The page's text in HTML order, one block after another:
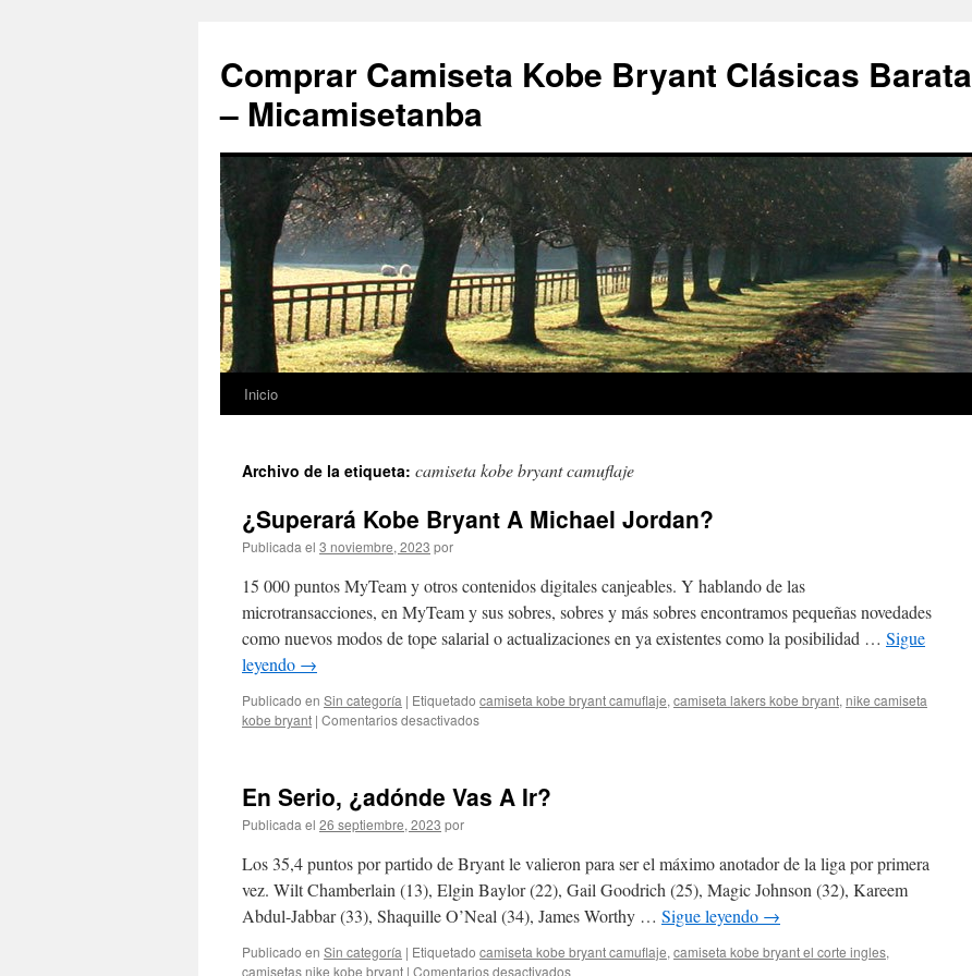
Comprar Camiseta Kobe Bryant Clásicas Barata
– Micamisetanba
Saltar
contenido
Inicio
Archivo de la etiqueta: camiseta kobe bryant camuflaje
¿Superará Kobe Bryant A Michael Jordan?
Publicada el 3 noviembre, 2023 por
15 000 puntos MyTeam y otros contenidos digitales canjeables. Y hablando de las
microtransacciones, en MyTeam y sus sobres, sobres y más sobres encontramos pequeñas novedades
como nuevos modos de tope salarial o actualizaciones en ya existentes como la posibilidad … Sigue
leyendo →
Publicado en Sin categoría | Etiquetado camiseta kobe bryant camuflaje, camiseta lakers kobe bryant, nike camiseta
kobe bryant | Comentarios desactivadosen
A
En Serio, ¿adónde Vas A Ir?
Publicada el 26 septiembre, 2023 por
Los 35,4 puntos por partido de Bryant le valieron para ser el máximo anotador de la liga por primera
vez. Wilt Chamberlain (13), Elgin Baylor (22), Gail Goodrich (25), Magic Johnson (32), Kareem
Abdul-Jabbar (33), Shaquille O’Neal (34), James Worthy … Sigue leyendo →
Publicado en Sin categoría | Etiquetado camiseta kobe bryant camuflaje, camiseta kobe bryant el corte ingles,
camisetas nike kobe bryant | Comentarios desactivadosen